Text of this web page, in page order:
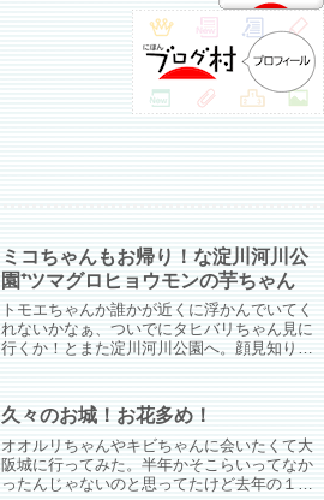
ミコちゃんもお帰り！な淀川河川公
園⁺ツマグロヒョウモンの芋ちゃん
トモエちゃんか誰かが近くに浮かんでいてく
れないかなぁ、ついでにタヒバリちゃん見に
行くか！とまた淀川河川公園へ。顔見知りの
ペコちゃんポコちゃんにも会えるかなと自転
車を飛ばした。
久々のお城！お花多め！
オオルリちゃんやキビちゃんに会いたくて大
阪城に行ってみた。半年かそこらいってなか
ったんじゃないのと思ってたけど去年の１２